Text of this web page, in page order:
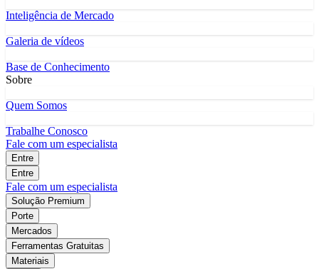
Inteligência de Mercado
Galeria de vídeos
Base de Conhecimento
Sobre
Quem Somos
Trabalhe Conosco
Fale com um especialista
Entre
Entre
Fale com um especialista
Solução Premium
Porte
Mercados
Ferramentas Gratuitas
Materiais